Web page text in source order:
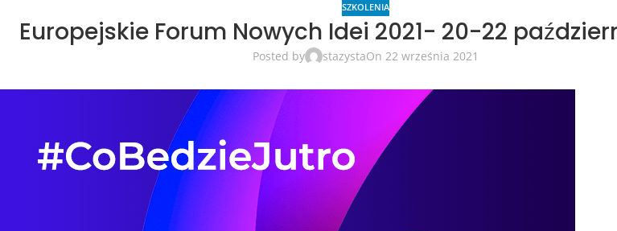
SZKOLENIA
Europejskie Forum Nowych Idei 2021- 20-22
Posted by stazystaOn 22 września 2021